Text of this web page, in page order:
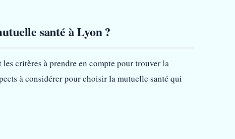
santé à Lyon ?
les critères à prendre en compte pour trouver la
à considérer pour choisir la mutuelle santé qui